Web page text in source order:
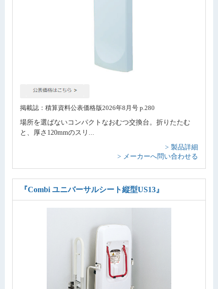
掲載誌：積算資料公表価格版2026年8月号 p.280
場所を選ばないコンパクトなおむつ交換台。折りたたむ
と、厚さ120mmのスリ...
> 製品詳細
> メーカーへ問い合わせる
『Combi ユニバーサルシート縦型US13』